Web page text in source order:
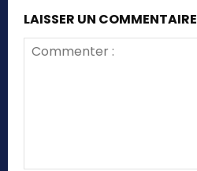
LAISSER UN COMMENTAIRE